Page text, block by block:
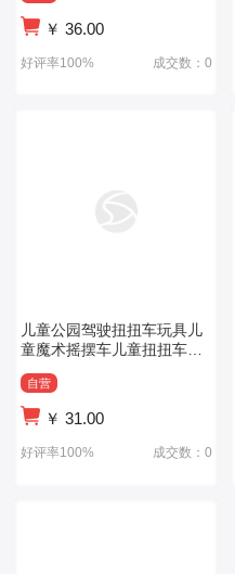
￥ 36.00
好评率100% 成交数：0
儿童公园驾驶扭扭车玩具儿
童魔术摇摆车儿童扭扭车儿
自营
￥ 31.00
好评率100% 成交数：0